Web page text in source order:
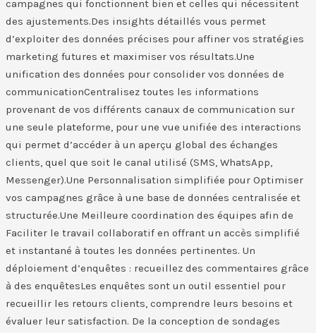
campagnes qui fonctionnent bien et celles qui nécessitent
des ajustements.Des insights détaillés vous permet
d’exploiter des données précises pour affiner vos stratégies
marketing futures et maximiser vos résultats.Une
unification des données pour consolider vos données de
communication​Centralisez toutes les informations
provenant de vos différents canaux de communication sur
une seule plateforme, pour une vue unifiée des interactions
qui permet d’accéder à un aperçu global des échanges
clients, quel que soit le canal utilisé (SMS, WhatsApp,
Messenger).Une Personnalisation simplifiée pour Optimiser
vos campagnes grâce à une base de données centralisée et
structurée.Une Meilleure coordination des équipes afin de
Faciliter le travail collaboratif en offrant un accès simplifié
et instantané à toutes les données pertinentes. Un
déploiement d’enquêtes : recueillez des commentaires grâce
à des enquêtes​Les enquêtes sont un outil essentiel pour
recueillir les retours clients, comprendre leurs besoins et
évaluer leur satisfaction. De la conception de sondages